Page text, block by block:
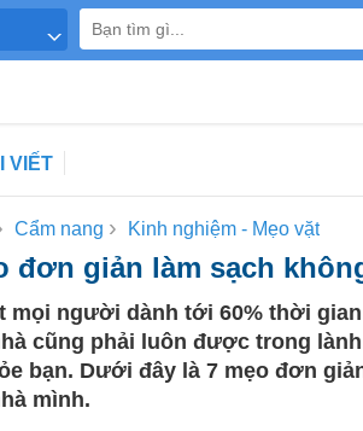
VIẾT
Cẩm nang › Kinh nghiệm - Mẹo vặt
đơn giản làm sạch
mọi người dành tới 60% thời
cũng phải luôn được trong
bạn. Dưới đây là 7 mẹo đơn
mình.